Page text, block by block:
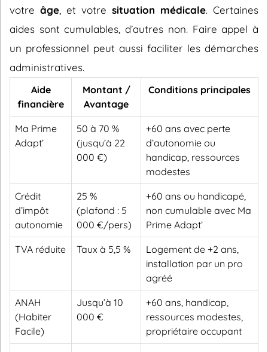
votre âge , et votre situation médicale. Certaines
aides sont cumulables, d’autres non. Faire appel à
un professionnel peut aussi faciliter les démarches
administratives.
Aide
financière
Montant /
Avantage
Conditions principales
Ma Prime
Adapt’
50 à 70 %
(jusqu’à 22
000 €)
+60 ans avec perte
d’autonomie ou
handicap, ressources
modestes
Crédit
d’impôt
autonomie
25 %
(plafond : 5
000 €/pers)
+60 ans ou handicapé,
non cumulable avec Ma
Prime Adapt’
TVA réduite Taux à 5,5 %
Logement de +2 ans,
installation par un pro
agréé
ANAH
(Habiter
Facile)
Jusqu’à 10
000 €
+60 ans, handicap,
ressources modestes,
propriétaire occupant